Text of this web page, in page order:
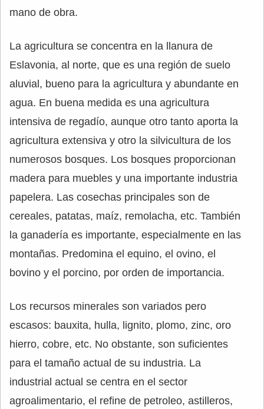
mano de obra.
La agricultura se concentra en la llanura de
Eslavonia, al norte, que es una región de suelo
aluvial, bueno para la agricultura y abundante en
agua. En buena medida es una agricultura
intensiva de regadío, aunque otro tanto aporta la
agricultura extensiva y otro la silvicultura de los
numerosos bosques. Los bosques proporcionan
madera para muebles y una importante industria
papelera. Las cosechas principales son de
cereales, patatas, maíz, remolacha, etc. También
la ganadería es importante, especialmente en las
montañas. Predomina el equino, el ovino, el
bovino y el porcino, por orden de importancia.
Los recursos minerales son variados pero
escasos: bauxita, hulla, lignito, plomo, zinc, oro
hierro, cobre, etc. No obstante, son suficientes
para el tamaño actual de su industria. La
industrial actual se centra en el sector
agroalimentario, el refine de petroleo, astilleros,